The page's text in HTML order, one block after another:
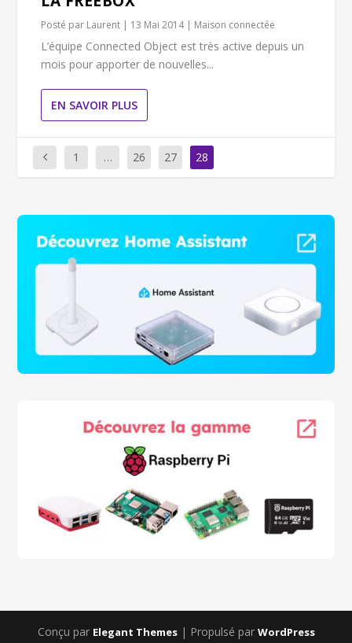
Posté par Laurent | 13 Mai 2014| Maison connectée
L’équipe Connected Object est très active depuis un
mois pour apporter de nouvelles...
EN SAVOIR PLUS
1 … 26 27 28
Conçu par Elegant Themes| Propulsé par WordPress